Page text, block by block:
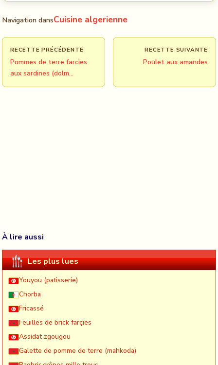
Navigation dansCuisine algerienne
RECETTE PRÉCÉDENTE
Pommes de terre farcies
aux sardines (dolm…
RECETTE SUIVANTE
Poulet aux amandes
À lire aussi
Les plus lues
Youyou (patisserie)
Chorba
Fricassé
Feuilles de brick farçies
Assidat zgougou
Galette de pomme de terre (mahkoda)